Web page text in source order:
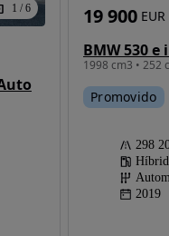
1 / 6
1998 cm3 • 252
19 900 EUR
Promovido
298
2019